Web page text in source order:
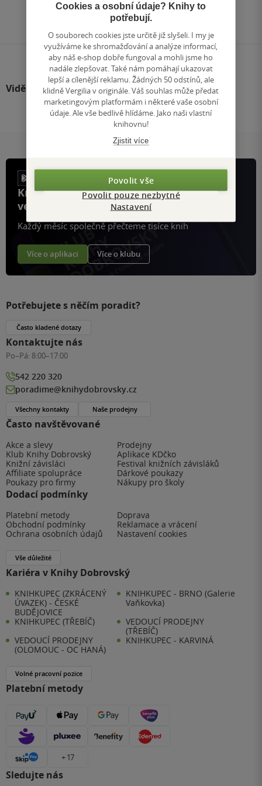
na
stránku
Viděli jste
Knihy, recenze a klubové výhody
ve vaší kapse a naší appce KDčko
Každý měsíc společně přečteme tisíce knih
Více o aplikaci Více o klubu
Často navštěvované
Akce a slevy
Prodejny
Klub Knihy Dobrovský
Aplikace KDčko
Knižní závisláci
Festival knižních závisláků
Affiliate spolupráce
Dárkové poukazy
Poukazy pro firmy
Nákupy pro školy
Dodací podmínky
Platební metody
Doprava
Obchodní podmínky
Reklamace a vrácení
Ochrana osobních údajů
Nastavení cookies
Vše důležité
Kariéra v Knihy Dobrovský
KNIHKUPEC (ZKRÁCENÝ
ÚVAZEK) - ČESKÉ
BUDĚJOVICE
KNIHKUPEC - BRNO (Galerie
Vaňkovka)
KNIHKUPEC (TŘEBÍČ)
VEDOUCÍ PRODEJNY
(TŘEBÍČ)
VEDOUCÍ PRODEJNY
(OLOMOUC - OC HANÁ)
KNIHKUPEC - KARVINÁ
Volné pracovní pozice
Platební metody
+ 17
Sledujte nás
Potřebujete s něčím poradit?
Často kladené dotazy
Kontaktujte nás
Po–Pá: 8:00–17:00
542 220 320
poradime@knihydobrovsky.cz
Všechny kontakty Naše prodejny
Cookies a osobní údaje? Knihy to
potřebují.
O souborech cookies jste určitě již slyšeli. I my je
využíváme ke shromažďování a analýze informací,
aby náš e-shop dobře fungoval a mohli jsme ho
nadále zlepšovat. Také nám pomáhají ukazovat
lepší a cílenější reklamu. Žádných 50 odstínů, ale
klidně Vergilia v originále. Váš souhlas může předat
marketingovým platformám i některé vaše osobní
údaje. Ale vše bedlivě hlídáme. Jako naši vlastní
knihovnu!
Zjistit více
Povolit vše
Povolit pouze nezbytné
Nastavení